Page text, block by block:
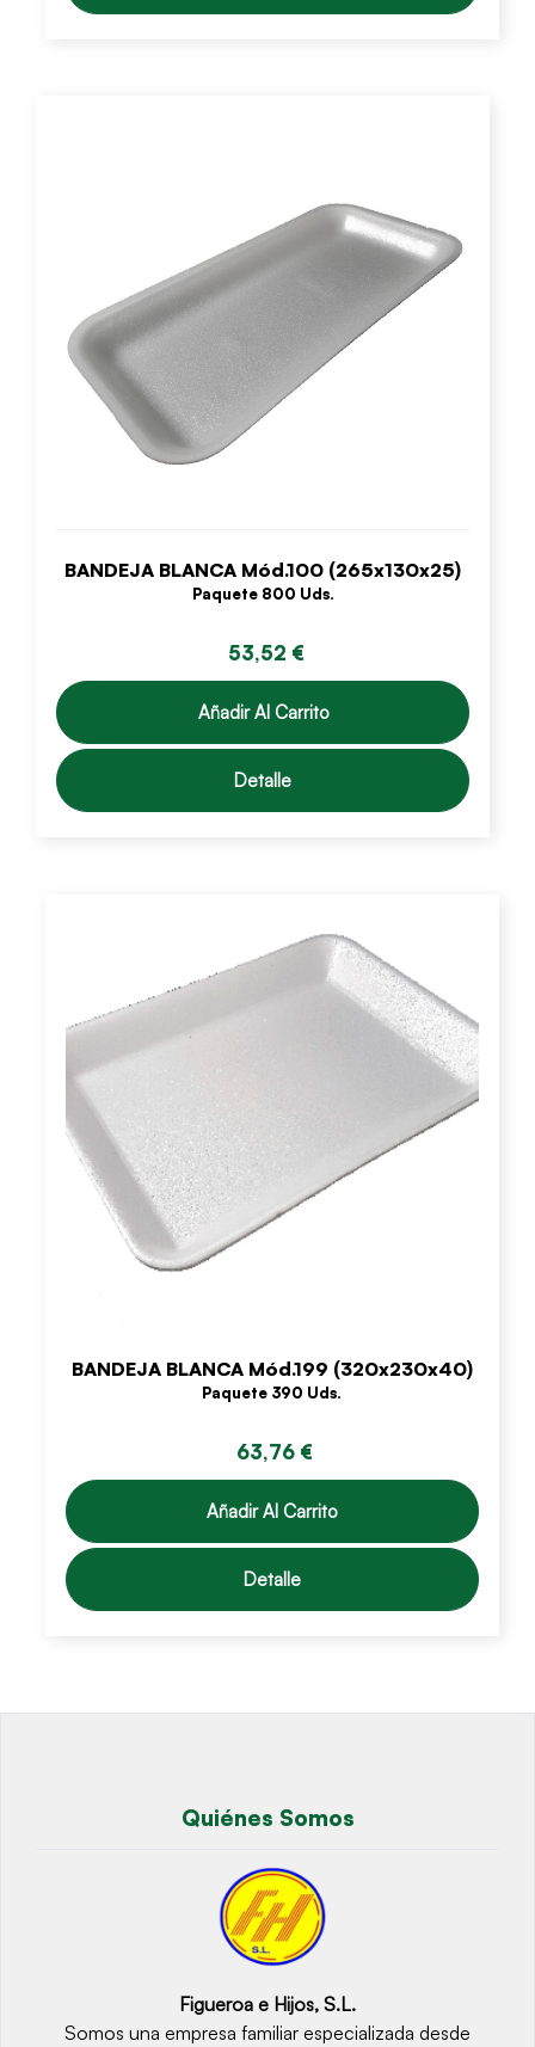
BANDEJA BLANCA Mód.100 (265x130x25)
Paquete 800 Uds.
53,52 €
Añadir Al Carrito
Detalle
BANDEJA BLANCA Mód.199 (320x230x40)
Paquete 390 Uds.
63,76 €
Añadir Al Carrito
Detalle
Quiénes Somos
Figueroa e Hijos, S.L.
Somos una empresa familiar especializada desde